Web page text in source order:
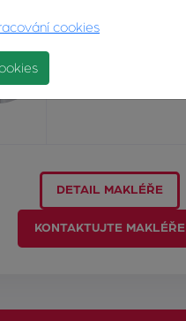
DETAIL MAKLÉŘE
KONTAKTUJTE MAKLÉŘE
cookies